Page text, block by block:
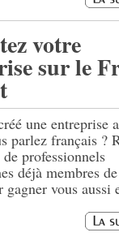
votre
sur le
créé une entreprise
parlez français ?
de professionnels
déjà membres
gagner vous aussi